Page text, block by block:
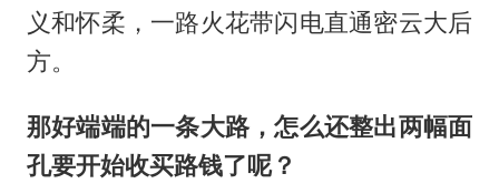
义和怀柔，一路火花带闪电直通密云大后
方。
那好端端的一条大路，怎么还整出两幅面
孔要开始收买路钱了呢？